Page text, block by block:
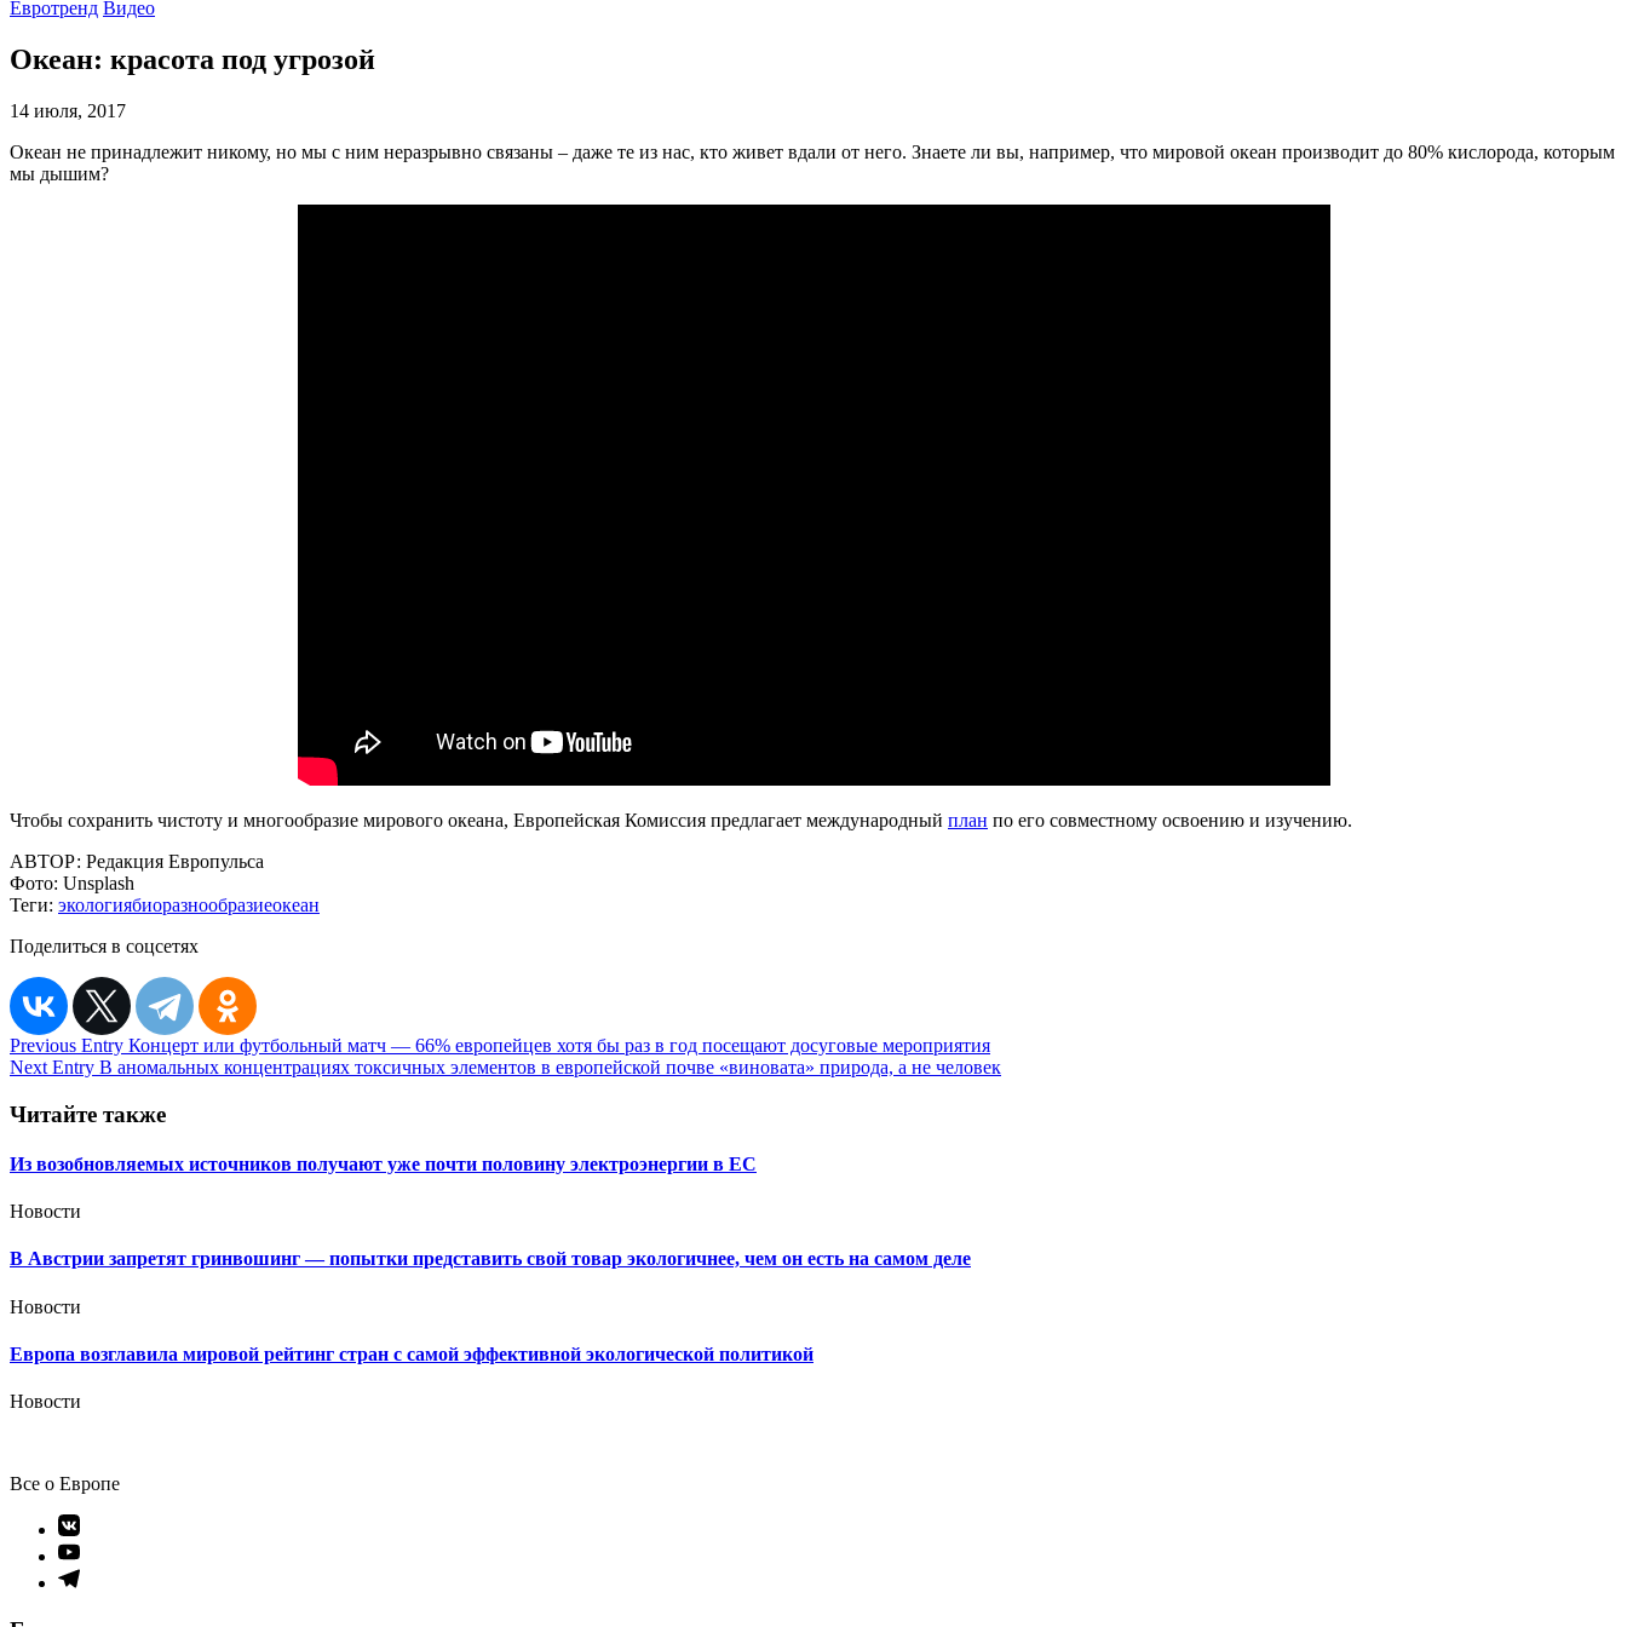
Евротренд Видео
Океан: красота под угрозой
14 июля, 2017
Океан не принадлежит никому, но мы с ним неразрывно связаны – даже те из нас, кто живет вдали от него. Знаете ли вы, например, что мировой океан производит до 80% кислорода, которым
мы дышим?
Чтобы сохранить чистоту и многообразие мирового океана, Европейская Комиссия предлагает международный план по его совместному освоению и изучению.
АВТОР: Редакция Европульса
Фото: Unsplash
Теги: экологиябиоразнообразиеокеан
Поделиться в соцсетях
Навигация
по
записям
Previous Entry Концерт или футбольный матч — 66% европейцев хотя бы раз в год посещают досуговые мероприятия
Next Entry В аномальных концентрациях токсичных элементов в европейской почве «виновата» природа, а не человек
Читайте также
Из возобновляемых источников получают уже почти половину электроэнергии в ЕС
Новости
В Австрии запретят гринвошинг — попытки представить свой товар экологичнее, чем он есть на самом деле
Новости
Европа возглавила мировой рейтинг стран с самой эффективной экологической политикой
Новости
Все о Европе
Элемент
меню
Элемент
меню
Элемент